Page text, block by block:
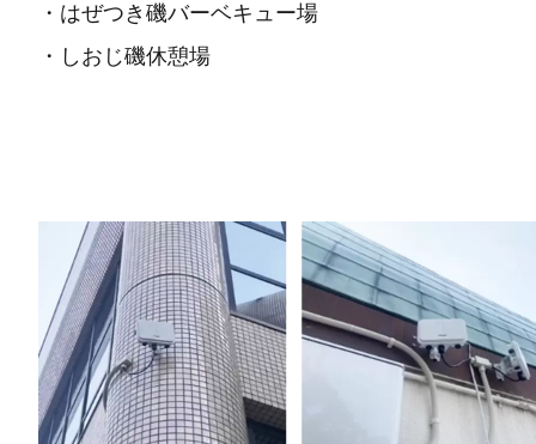
・はぜつき磯バーベキュー場
・しおじ磯休憩場